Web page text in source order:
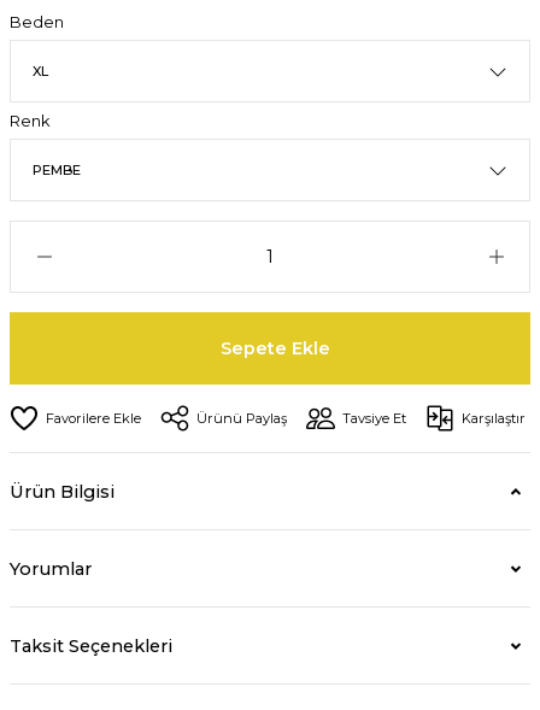
Beden
Renk
Sepete Ekle
Ürünü Paylaş Tavsiye Et Karşılaştır
Ürün Bilgisi
Yorumlar
Taksit Seçenekleri